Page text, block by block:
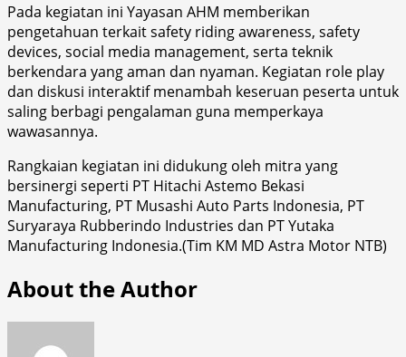
Pada kegiatan ini Yayasan AHM memberikan
pengetahuan terkait safety riding awareness, safety
devices, social media management, serta teknik
berkendara yang aman dan nyaman. Kegiatan role play
dan diskusi interaktif menambah keseruan peserta untuk
saling berbagi pengalaman guna memperkaya
wawasannya.
Rangkaian kegiatan ini didukung oleh mitra yang
bersinergi seperti PT Hitachi Astemo Bekasi
Manufacturing, PT Musashi Auto Parts Indonesia, PT
Suryaraya Rubberindo Industries dan PT Yutaka
Manufacturing Indonesia.(Tim KM MD Astra Motor NTB)
About the Author